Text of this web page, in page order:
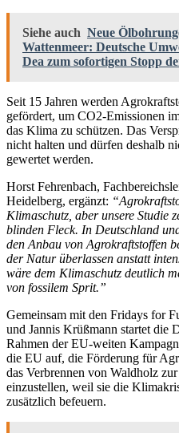
Siehe auch Neue
Wattenmeer: Deutsche
Dea zum sofortigen Stopp
Seit 15 Jahren werden
gefördert, um CO2-Emissionen
das Klima zu schützen. Das
nicht halten und dürfen deshalb
gewertet werden.
Horst Fehrenbach,
Heidelberg, ergänzt:
Klimaschutz, aber unsere Studie
blinden Fleck. In Deutschland
den Anbau von Agrokraftstoffen
der Natur überlassen anstatt
wäre dem Klimaschutz deutlich
von fossilem Sprit.”
Gemeinsam mit den Fridays for
und Jannis Krüßmann startet die
Rahmen der EU-weiten
die EU auf, die Förderung für
das Verbrennen von Waldholz
einzustellen, weil sie die
zusätzlich befeuern.